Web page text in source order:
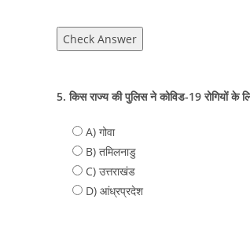
Check Answer
5. किस राज्य की पुलिस ने कोविड-19 रोगियों के
A) गोवा
B) तमिलनाडु
C) उत्तराखंड
D) आंध्रप्रदेश